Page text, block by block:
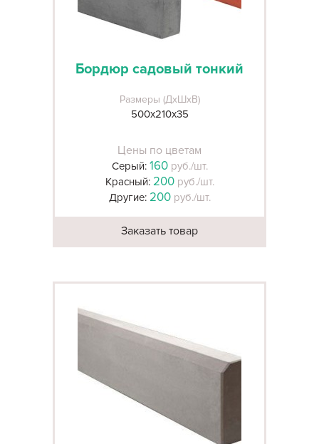
Бордюр садовый тонкий
Размеры (ДхШхВ)
500х210х35
Цены по цветам
Серый: 160 руб./шт.
Красный: 200 руб./шт.
Другие: 200 руб./шт.
Заказать товар